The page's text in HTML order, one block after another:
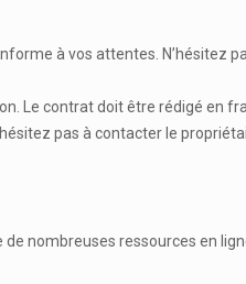
à vos attentes. N’hésitez
Le contrat doit être rédigé en
pas à contacter le
nombreuses ressources en